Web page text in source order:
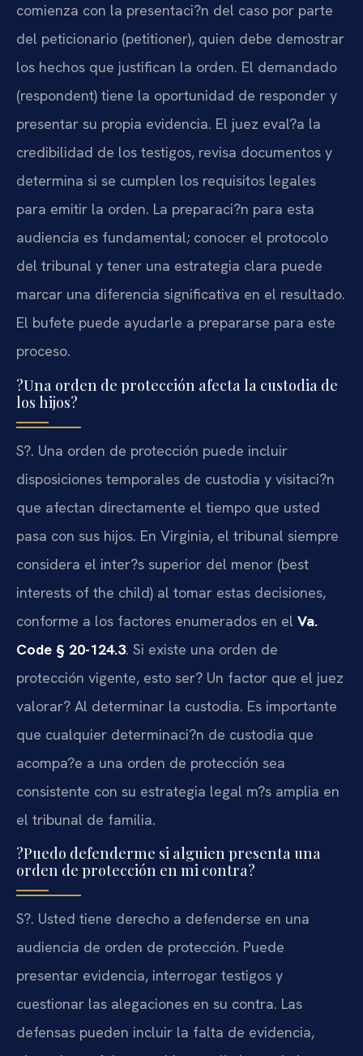
comienza con la presentaci?n del caso por parte
del peticionario (petitioner), quien debe demostrar
los hechos que justifican la orden. El demandado
(respondent) tiene la oportunidad de responder y
presentar su propia evidencia. El juez eval?a la
credibilidad de los testigos, revisa documentos y
determina si se cumplen los requisitos legales
para emitir la orden. La preparaci?n para esta
audiencia es fundamental; conocer el protocolo
del tribunal y tener una estrategia clara puede
marcar una diferencia significativa en el resultado.
El bufete puede ayudarle a prepararse para este
proceso.
?Una orden de protección afecta la custodia de
los hijos?
S?. Una orden de protección puede incluir
disposiciones temporales de custodia y visitaci?n
que afectan directamente el tiempo que usted
pasa con sus hijos. En Virginia, el tribunal siempre
considera el inter?s superior del menor (best
interests of the child) al tomar estas decisiones,
conforme a los factores enumerados en el Va.
Code § 20-124.3. Si existe una orden de
protección vigente, esto ser? Un factor que el juez
valorar? Al determinar la custodia. Es importante
que cualquier determinaci?n de custodia que
acompa?e a una orden de protección sea
consistente con su estrategia legal m?s amplia en
el tribunal de familia.
?Puedo defenderme si alguien presenta una
orden de protección en mi contra?
S?. Usted tiene derecho a defenderse en una
audiencia de orden de protección. Puede
presentar evidencia, interrogar testigos y
cuestionar las alegaciones en su contra. Las
defensas pueden incluir la falta de evidencia,